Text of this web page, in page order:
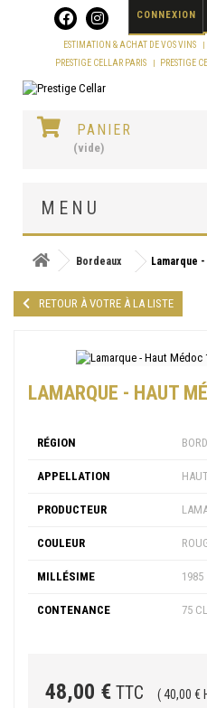
CONNEXION
ESTIMATION & ACHAT DE VOS VINS
PRESTIGE CELLAR PARIS
PRESTIGE
PANIER
(vide)
MENU
Bordeaux Lamarque
RETOUR À VOTRE À LA LISTE
LAMARQUE - HAUT
RÉGION
APPELLATION
PRODUCTEUR
COULEUR
MILLÉSIME 1985
CONTENANCE 75 CL
48,00 € TTC ( 40,00 €
Panneau de gestion des cookies